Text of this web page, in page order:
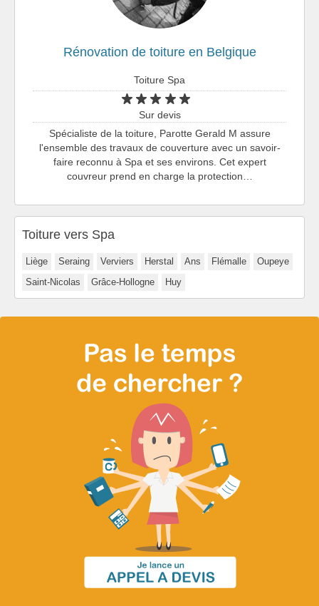
Rénovation de toiture en Belgique
Toiture Spa
Sur devis
Spécialiste de la toiture, Parotte Gerald M assure
l'ensemble des travaux de couverture avec un savoir-
faire reconnu à Spa et ses environs. Cet expert
couvreur prend en charge la protection…
Toiture vers Spa
Liège Seraing Verviers Herstal Ans Flémalle
Oupeye
Saint-Nicolas
Grâce-Hollogne Huy